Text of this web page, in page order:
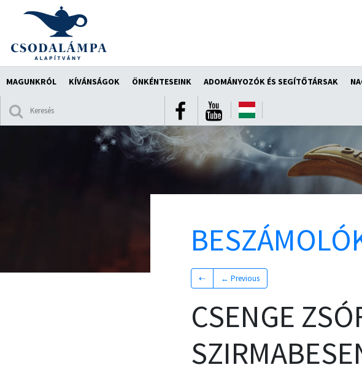
MAGUNKRÓL KÍVÁNSÁGOK ÖNKÉNTESEINK ADOMÁNYOZÓK ÉS SEGÍTŐTÁRSAK
⇠ ← Previous
CSENGE